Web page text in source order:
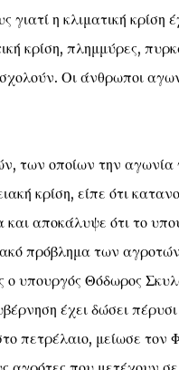
η κλιματική κρίση
κρίση, πλημμύρες,
Οι άνθρωποι
των οποίων την αγωνία
κρίση, είπε ότι
αποκάλυψε ότι το
πρόβλημα των
υπουργός Θόδωρος
έχει δώσει
πετρέλαιο, μείωσε